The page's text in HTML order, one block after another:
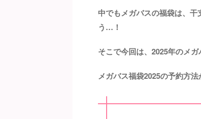
中でもメガバスの福袋は、
う…！
そこで今回は、2025年のメ
メガバス福袋2025の予約方